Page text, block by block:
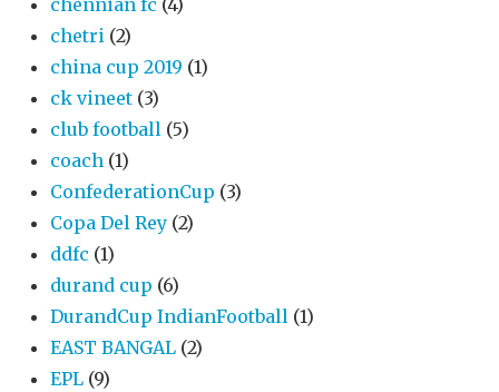
chetri (2)
china cup 2019 (1)
ck vineet (3)
club football (5)
coach (1)
ConfederationCup (3)
Copa Del Rey (2)
ddfc (1)
durand cup (6)
DurandCup IndianFootball (1)
EAST BANGAL (2)
EPL (9)